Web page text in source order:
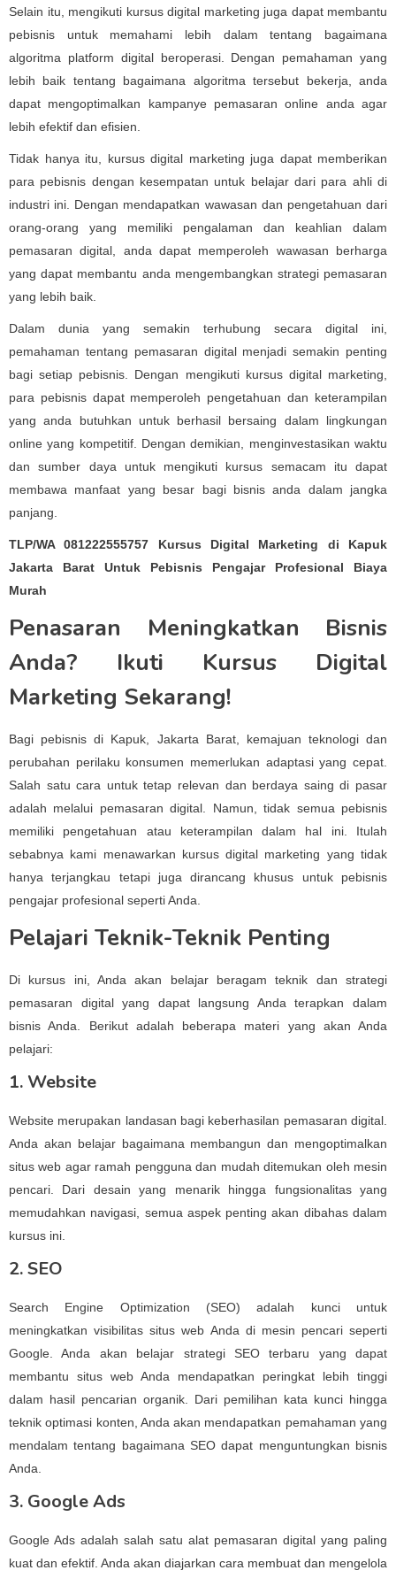
Selain itu, mengikuti kursus digital marketing juga dapat membantu
pebisnis untuk memahami lebih dalam tentang bagaimana
algoritma platform digital beroperasi. Dengan pemahaman yang
lebih baik tentang bagaimana algoritma tersebut bekerja, anda
dapat mengoptimalkan kampanye pemasaran online anda agar
lebih efektif dan efisien.
Tidak hanya itu, kursus digital marketing juga dapat memberikan
para pebisnis dengan kesempatan untuk belajar dari para ahli di
industri ini. Dengan mendapatkan wawasan dan pengetahuan dari
orang-orang yang memiliki pengalaman dan keahlian dalam
pemasaran digital, anda dapat memperoleh wawasan berharga
yang dapat membantu anda mengembangkan strategi pemasaran
yang lebih baik.
Dalam dunia yang semakin terhubung secara digital ini,
pemahaman tentang pemasaran digital menjadi semakin penting
bagi setiap pebisnis. Dengan mengikuti kursus digital marketing,
para pebisnis dapat memperoleh pengetahuan dan keterampilan
yang anda butuhkan untuk berhasil bersaing dalam lingkungan
online yang kompetitif. Dengan demikian, menginvestasikan waktu
dan sumber daya untuk mengikuti kursus semacam itu dapat
membawa manfaat yang besar bagi bisnis anda dalam jangka
panjang.
TLP/WA 081222555757 Kursus Digital Marketing di Kapuk
Jakarta Barat Untuk Pebisnis Pengajar Profesional Biaya
Murah
Penasaran Meningkatkan Bisnis
Anda? Ikuti Kursus Digital
Marketing Sekarang!
Bagi pebisnis di Kapuk, Jakarta Barat, kemajuan teknologi dan
perubahan perilaku konsumen memerlukan adaptasi yang cepat.
Salah satu cara untuk tetap relevan dan berdaya saing di pasar
adalah melalui pemasaran digital. Namun, tidak semua pebisnis
memiliki pengetahuan atau keterampilan dalam hal ini. Itulah
sebabnya kami menawarkan kursus digital marketing yang tidak
hanya terjangkau tetapi juga dirancang khusus untuk pebisnis
pengajar profesional seperti Anda.
Pelajari Teknik-Teknik Penting
Di kursus ini, Anda akan belajar beragam teknik dan strategi
pemasaran digital yang dapat langsung Anda terapkan dalam
bisnis Anda. Berikut adalah beberapa materi yang akan Anda
pelajari:
1. Website
Website merupakan landasan bagi keberhasilan pemasaran digital.
Anda akan belajar bagaimana membangun dan mengoptimalkan
situs web agar ramah pengguna dan mudah ditemukan oleh mesin
pencari. Dari desain yang menarik hingga fungsionalitas yang
memudahkan navigasi, semua aspek penting akan dibahas dalam
kursus ini.
2. SEO
Search Engine Optimization (SEO) adalah kunci untuk
meningkatkan visibilitas situs web Anda di mesin pencari seperti
Google. Anda akan belajar strategi SEO terbaru yang dapat
membantu situs web Anda mendapatkan peringkat lebih tinggi
dalam hasil pencarian organik. Dari pemilihan kata kunci hingga
teknik optimasi konten, Anda akan mendapatkan pemahaman yang
mendalam tentang bagaimana SEO dapat menguntungkan bisnis
Anda.
3. Google Ads
Google Ads adalah salah satu alat pemasaran digital yang paling
kuat dan efektif. Anda akan diajarkan cara membuat dan mengelola